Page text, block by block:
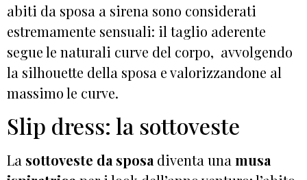
abiti da sposa a sirena sono considerati
estremamente sensuali: il taglio aderente
segue le naturali curve del corpo, avvolgendo
la silhouette della sposa e valorizzandone al
massimo le curve.
Slip dress: la sottoveste
La sottoveste da sposa diventa una musa